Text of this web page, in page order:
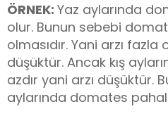
ÖRNEK: Yaz aylarında
olur. Bunun sebebi
olmasıdır. Yani arzı
düşüktür. Ancak kış
azdır yani arzı düşüktür.
aylarında domates